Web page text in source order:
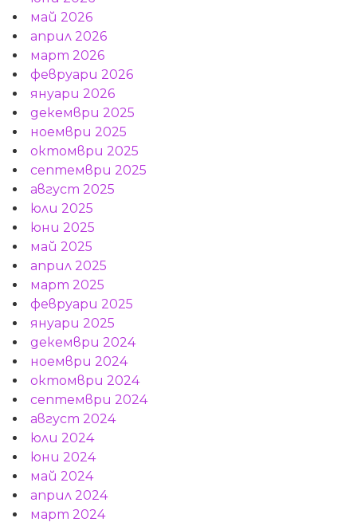
май 2026
април 2026
март 2026
февруари 2026
януари 2026
декември 2025
ноември 2025
октомври 2025
септември 2025
август 2025
юли 2025
юни 2025
май 2025
април 2025
март 2025
февруари 2025
януари 2025
декември 2024
ноември 2024
октомври 2024
септември 2024
август 2024
юли 2024
юни 2024
май 2024
април 2024
март 2024